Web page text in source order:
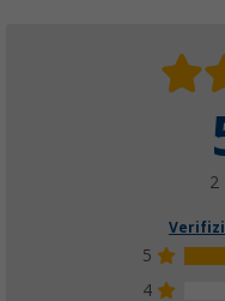
2
5
4